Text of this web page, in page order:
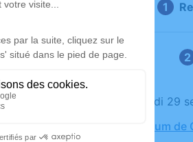
Le vendredi 29
Crematorium